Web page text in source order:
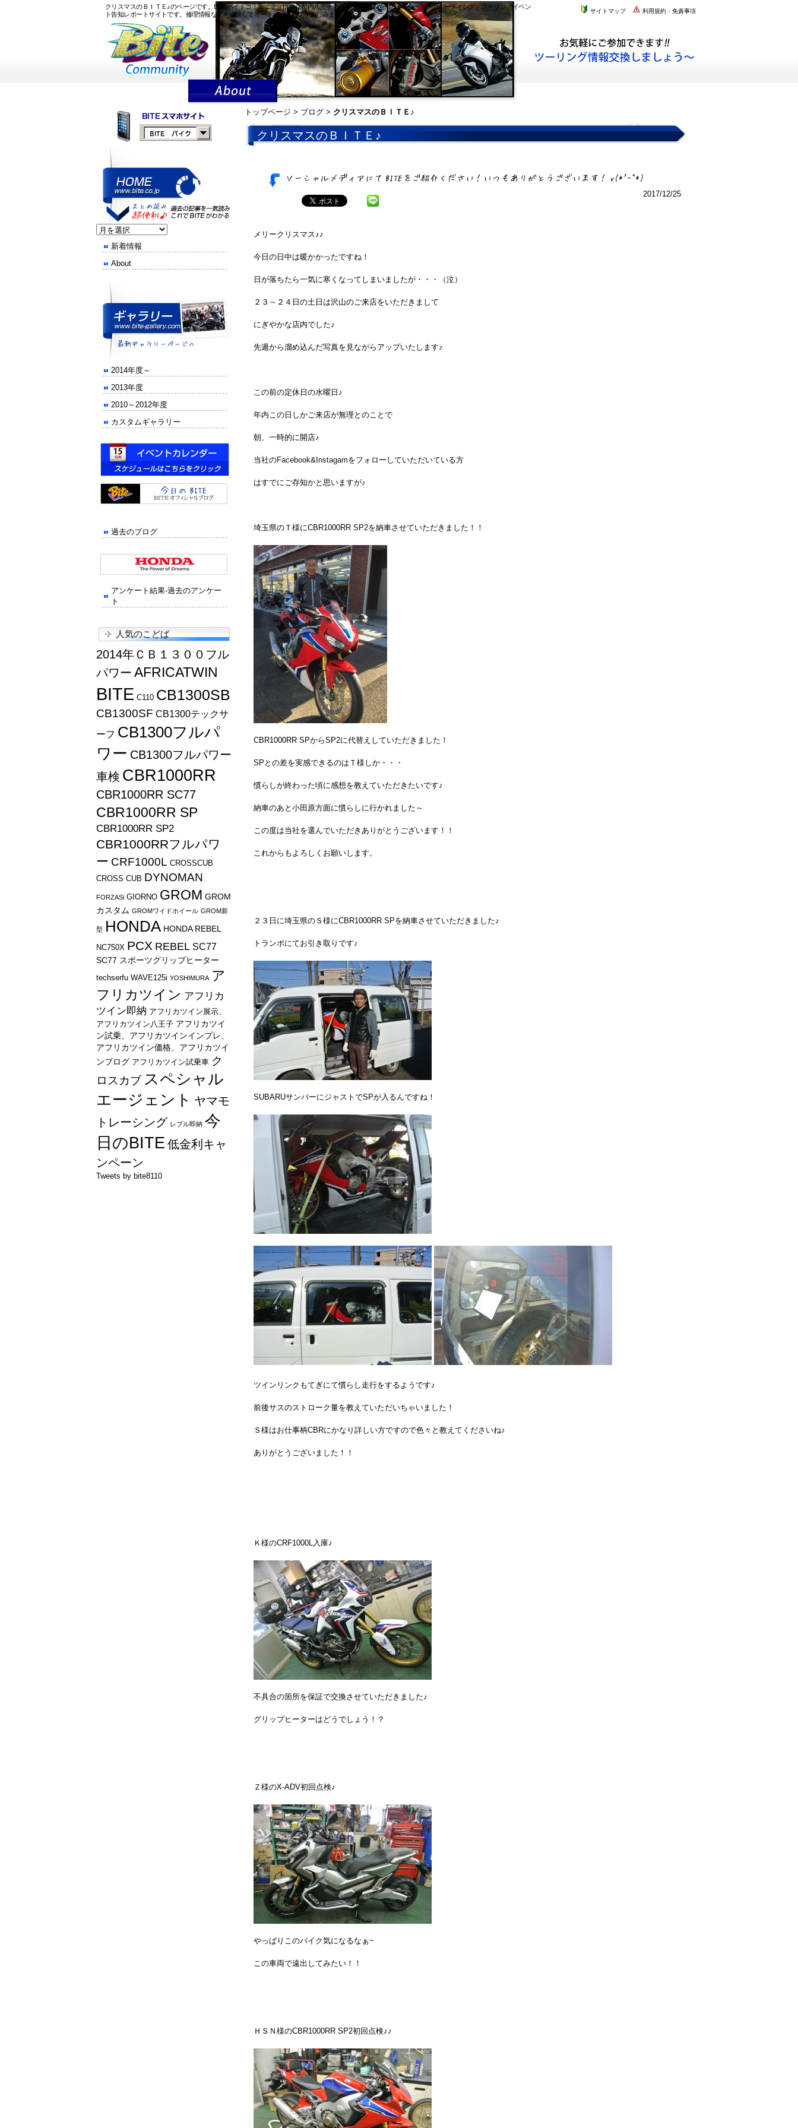
クリスマスのＢＩＴＥ♪のページです。BITEバイトコミュニティは東京都内八王子市付近のホンダバイク・スクーターのミーティング、ツーリングイベン
ト告知レポートサイトです。修理情報なども交換してオートバイライフを楽しみましょう。
利用規約・免責事項
サイトマップ
トップページ > ブログ > クリスマスのＢＩＴＥ♪
クリスマスのＢＩＴＥ♪
2017/12/25
メリークリスマス♪♪
今日の日中は暖かかったですね！
日が落ちたら一気に寒くなってしまいましたが・・・（泣）
２３～２４日の土日は沢山のご来店をいただきまして
にぎやかな店内でした♪
先週から溜め込んだ写真を見ながらアップいたします♪
この前の定休日の水曜日♪
年内この日しかご来店が無理とのことで
朝、一時的に開店♪
当社のFacebook& Instagamをフォローしていただいている方
はすでにご存知かと思いますが♪
埼玉県のＴ様にCBR1000RR SP2を納車させていただきました！！
CBR1000RR SPからSP2に代替えしていただきました！
SPとの差を実感できるのはＴ様しか・・・
慣らしが終わった頃に感想を教えていただきたいです♪
納車のあと小田原方面に慣らしに行かれました～
この度は当社を選んでいただきありがとうございます！！
これからもよろしくお願いします。
２３日に埼玉県のＳ様にCBR1000RR SPを納車させていただきました♪
トランポにてお引き取りです♪
SUBARUサンバーにジャストでSPが入るんですね！
ツインリンクもてぎにて慣らし走行をするようです♪
前後サスのストローク量を教えていただいちゃいました！
Ｓ様はお仕事柄CBRにかなり詳しい方ですので色々と教えてくださいね♪
ありがとうございました！！
Ｋ様のCRF1000L入庫♪
不具合の箇所を保証で交換させていただきました♪
グリップヒーターはどうでしょう！？
Ｚ様のX-ADV初回点検♪
やっぱりこのバイク気になるなぁ~
この車両で遠出してみたい！！
ＨＳＮ様のCBR1000RR SP2初回点検♪♪
新着情報
About
2014年度～
2013年度
2010～2012年度
カスタムギャラリー
過去のブログ
アンケート結果-過去のアンケー
ト
人気のこどば
2014年ＣＢ１３００フル
パワー AFRICATWIN
BITE C110 CB1300SB
CB1300SF CB1300テックサ
ーフ CB1300フルパ
ワー CB1300フルパワー
車検 CBR1000RR
CBR1000RR SC77
CBR1000RR SP
CBR1000RR SP2
CBR1000RRフルパワ
ー CRF1000L CROSSCUB
CROSS CUB DYNOMAN
FORZASi GIORNO GROM GROM
カスタム GROMワイドホイール GROM新
型 HONDA HONDA REBEL
NC750X PCX REBEL SC77
SC77 スポーツグリップヒーター
techserfu WAVE125i YOSHIMURA ア
フリカツイン アフリカ
ツイン即納 アフリカツイン展示、
アフリカツイン八王子 アフリカツイ
ン試乗、アフリカツインインプレ、
アフリカツイン価格、アフリカツイ
ンブログ アフリカツイン試乗車 ク
ロスカブ スペシャル
エージェント ヤマモ
トレーシング レブル即納 今
日のBITE 低金利キャ
ンペーン
Tweets by bite8110